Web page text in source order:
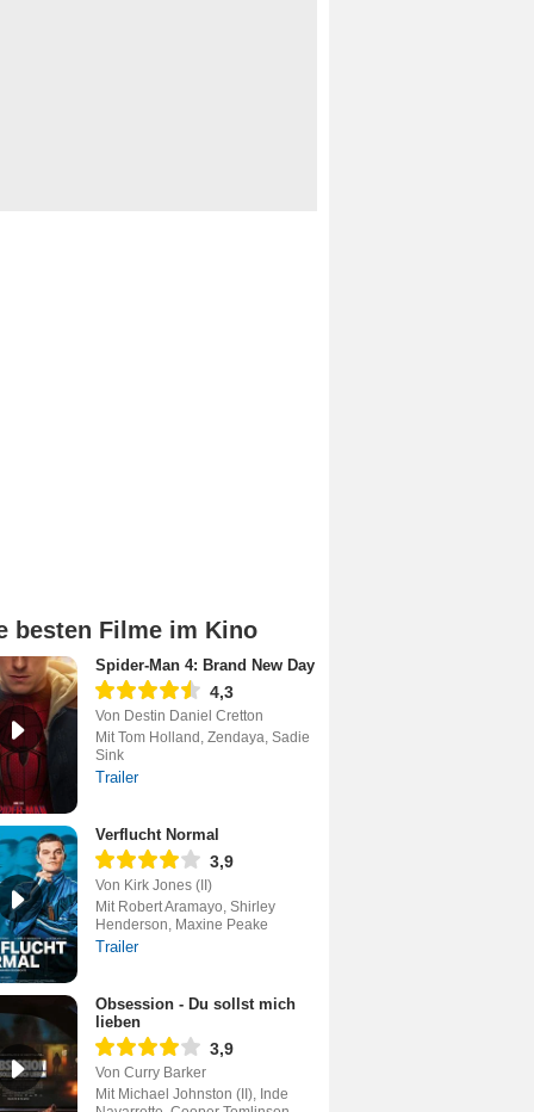
besten Filme im Kino
Spider-Man 4: Brand New Day
4,3
Von Destin Daniel Cretton
Mit Tom Holland, Zendaya, Sadie
Sink
Trailer
Verflucht Normal
3,9
Von Kirk Jones (II)
Mit Robert Aramayo, Shirley
Henderson, Maxine Peake
Trailer
Obsession - Du sollst mich
lieben
3,9
Von Curry Barker
Mit Michael Johnston (II), Inde